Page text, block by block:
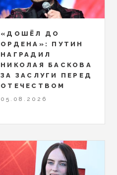
«ДОШЁЛ ДО
ОРДЕНА»: ПУТИН
НАГРАДИЛ
НИКОЛАЯ БАСКОВА
ЗА ЗАСЛУГИ ПЕРЕД
ОТЕЧЕСТВОМ
05.08.2026